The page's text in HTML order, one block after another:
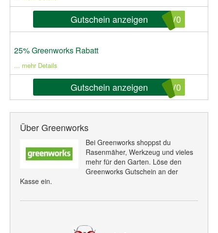
Gutschein anzeigen QV0
25% Greenworks Rabatt
... mehr Details
Gutschein anzeigen QV0
Über Greenworks
Bei Greenworks shoppst du
Rasenmäher, Werkzeug und vieles
mehr für den Garten. Löse den
Greenworks Gutschein an der
Kasse ein.